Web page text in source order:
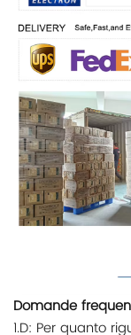
Domande
1.D: Per quanto